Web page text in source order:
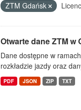
ZTM Gdańsk
Otwarte dane ZTM w
Dane dostępne w
rozkładzie jazdy oraz
PDF JSON ZIP TXT